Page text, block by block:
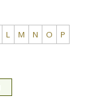
L M N O
P